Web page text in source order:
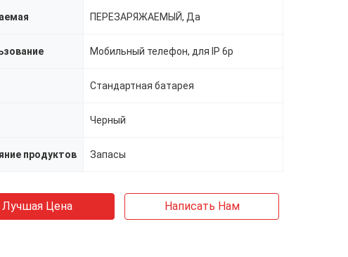
ПЕРЕЗАРЯЖАЕМЫЙ, Да
Мобильный телефон, для IP 6p
Стандартная батарея
Черный
продуктов Запасы
Лучшая Цена Написать Нам